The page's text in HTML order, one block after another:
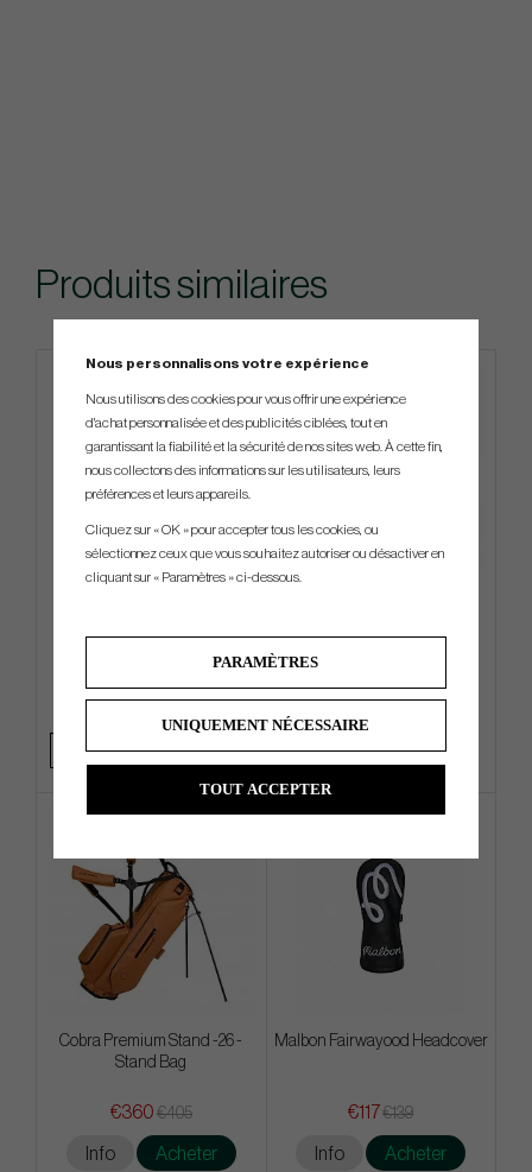
Produits similaires
Cobra Premium Stand -26 -
Stand Bag
€360 €405
Info Acheter
Malbon Fairwayood Headcover
€117€139
Info Acheter
Nous personnalisons votre expérience
Nous utilisons des cookies pour vous offrir une expérience
d'achat personnalisée et des publicités ciblées, tout en
garantissant la fiabilité et la sécurité de nos sites web. À cette fin,
nous collectons des informations sur les utilisateurs, leurs
préférences et leurs appareils.
Cliquez sur « OK » pour accepter tous les cookies, ou
sélectionnez ceux que vous souhaitez autoriser ou désactiver en
cliquant sur « Paramètres » ci-dessous.
PARAMÈTRES
UNIQUEMENT NÉCESSAIRE
TOUT ACCEPTER